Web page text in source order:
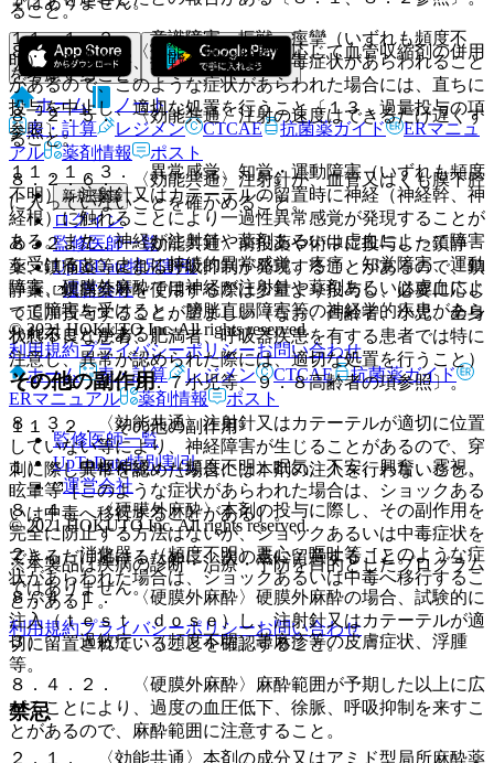
ること。
８．２．４． 〈効能共通〉必要に応じて血管収縮剤の併用
を考慮すること。
８．２．５． 〈効能共通〉注射の速度はできるだけ遅くす
ること。
８．２．６． 〈効能共通〉注射針が、血管又はくも膜下腔
に入っていないことを確かめること。
８．２．７． 〈効能共通〉前投薬や術中に投与した鎮静
薬、鎮痛薬等による呼吸抑制が発現することがあるので、鎮
静薬、鎮痛薬等を使用する際は少量より投与し、必要に応じ
て追加投与することが望ましい（なお、高齢者、小児、全身
状態不良な患者、肥満者、呼吸器疾患を有する患者では特に
注意し、異常が認められた際には、適切な処置を行うこと）
〔９．１．１、９．７小児等、９．８高齢者の項参照〕。
８．３． 〈効能共通〉注射針又はカテーテルが適切に位置
していない等により、神経障害が生じることがあるので、穿
刺に際し異常を認めた場合には本剤の注入を行わないこと。
８．４． 〈硬膜外麻酔〉本剤の投与に際し、その副作用を
完全に防止する方法はないが、ショックあるいは中毒症状を
できるだけ避けるために、次の点に留意すること。
８．４．１． 〈硬膜外麻酔〉硬膜外麻酔の場合、試験的に
注入（ｔｅｓｔ ｄｏｓｅ）し、注射針又はカテーテルが適
切に留置されていることを確認すること。
８．４．２． 〈硬膜外麻酔〉麻酔範囲が予期した以上に広
がることにより、過度の血圧低下、徐脈、呼吸抑制を来すこ
とがあるので、麻酔範囲に注意すること。
１１．１．２． 意識障害、振戦、痙攣（いずれも頻度不
明）：意識障害、振戦、痙攣等の中毒症状があらわれること
があるので、このような症状があらわれた場合には、直ちに
投与を中止し、適切な処置を行うこと〔１３．過量投与の項
参照〕。
１１．１．３． 異常感覚、知覚・運動障害（いずれも頻度
不明）：注射針又はカテーテルの留置時に神経（神経幹、神
経根）に触れることにより一過性異常感覚が発現することが
ある。また、神経が注射針や薬剤あるいは虚血によって障害
を受けると、まれに持続的異常感覚、疼痛、知覚障害、運動
障害、硬膜外麻酔では神経が注射針や薬剤あるいは虚血によ
って障害を受けると、膀胱直腸障害等の神経学的疾患があら
われることがある。
その他の副作用
１１．２． その他の副作用
１）． 中枢神経：（頻度不明）眠気、不安、興奮、霧視、
眩暈等［このような症状があらわれた場合は、ショックある
いは中毒へ移行することがある］。
２）． 消化器：（頻度不明）悪心・嘔吐等［このような症
状があらわれた場合は、ショックあるいは中毒へ移行するこ
とがある］。
３）． 過敏症：（頻度不明）蕁麻疹等の皮膚症状、浮腫
等。
禁忌
２．１． 〈効能共通〉本剤の成分又はアミド型局所麻酔薬
ホーム
ノート
表・計算
レジメン CTCAE 抗菌薬ガイド
ERマニュ
アル
薬剤情報 ポスト
新規登録
ログイン
監修医師一覧
UpToDate特別割引
運営会社
© 2021 HOKUTO Inc. All rights reserved.
利用規約プライバシーポリシーお問い合わせ
ホーム
表・計算 レジメン CTCAE
抗菌薬ガイド
ERマニュアル
薬剤情報 ポスト
監修医師一覧
UpToDate特別割引
運営会社
© 2021 HOKUTO Inc. All rights reserved.
※本製品は疾病の診断・治療・予防を目的としたプログラム
ではありません。
利用規約プライバシーポリシーお問い合わせ